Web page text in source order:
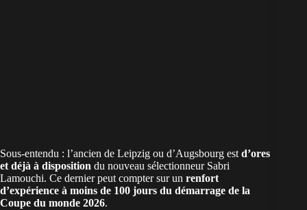
Sous-entendu : l’ancien de Leipzig ou d’Augsbourg est d’ores
et déjà à disposition du nouveau sélectionneur Sabri
Lamouchi. Ce dernier peut compter sur un renfort
d’expérience à moins de 100 jours du démarrage de la
Coupe du monde 2026.